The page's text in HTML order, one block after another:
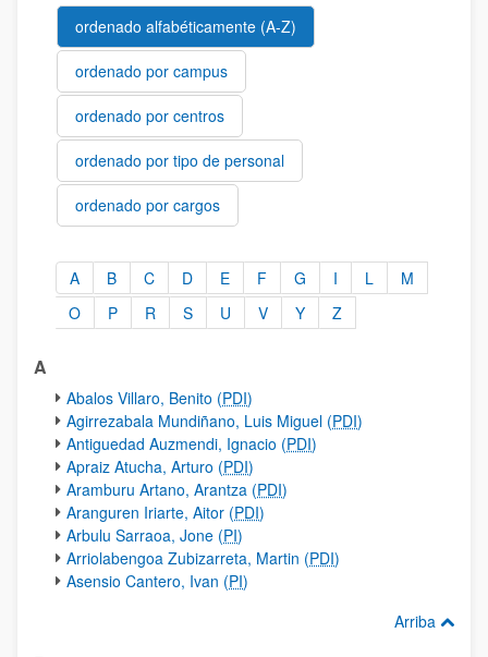
ordenado alfabéticamente (A-Z)
ordenado por campus
ordenado por centros
ordenado por tipo de personal
ordenado por cargos
ordenado alfabéticamente (A-Z)
A B C D E F G I L
M
O
P R S U V Y Z
A
Abalos Villaro, Benito (PDI)
Agirrezabala Mundiñano, Luis Miguel (PDI)
Antiguedad Auzmendi, Ignacio (PDI)
Apraiz Atucha, Arturo (PDI)
Aramburu Artano, Arantza (PDI)
Aranguren Iriarte, Aitor (PDI)
Arbulu Sarraoa, Jone (PI)
Arriolabengoa Zubizarreta, Martin (PDI)
Asensio Cantero, Ivan (PI)
Arriba